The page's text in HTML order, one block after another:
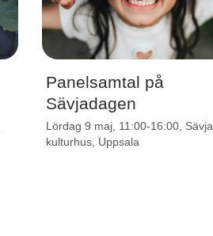
Panelsamtal på
Sävjadagen
Lördag 9 maj, 11:00-16:00, Sävja
kulturhus, Uppsala